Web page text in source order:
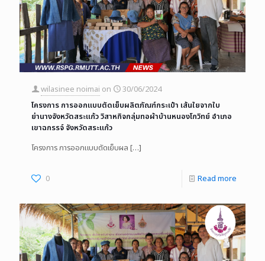
wilasinee noimai on
30/06/2024
โครงการ การออกแบบตัดเย็บผลิตภัณฑ์กระเป๋า เส้นใยจากใบ
ย่านางจังหวัดสระแก้ว วิสาหกิจกลุ่มทอผ้าบ้านหนองโกวิทย์ อำเภอ
เขาฉกรรจ์ จังหวัดสระแก้ว
โครงการ การออกแบบตัดเย็บผล […]
0 Read more